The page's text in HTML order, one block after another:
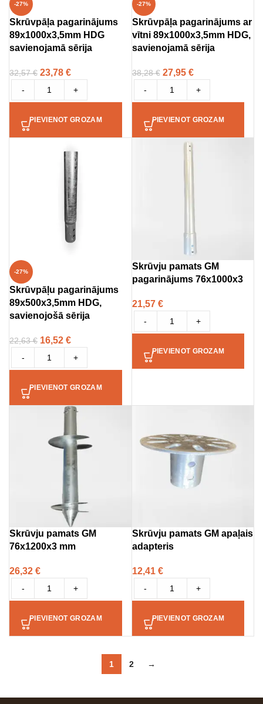
-27%
Skrūvpāļa pagarinājums
89x1000x3,5mm HDG
savienojamā sērija
32,57€ 23,78 €
- +
PIEVIENOT GROZAM
-27%
Skrūvpāļa pagarinājums ar
vītni 89x1000x3,5mm HDG,
savienojamā sērija
38,28€ 27,95 €
- +
PIEVIENOT GROZAM
-27%
Skrūvpāļu pagarinājums
89x500x3,5mm HDG,
savienojošā sērija
22,63€ 16,52 €
- +
PIEVIENOT GROZAM
Skrūvju pamats GM
pagarinājums 76x1000x3
21,57 €
- +
PIEVIENOT GROZAM
Skrūvju pamats GM
76x1200x3 mm
26,32 €
- +
PIEVIENOT GROZAM
Skrūvju pamats GM apaļais
adapteris
12,41 €
- +
PIEVIENOT GROZAM
1 2 →